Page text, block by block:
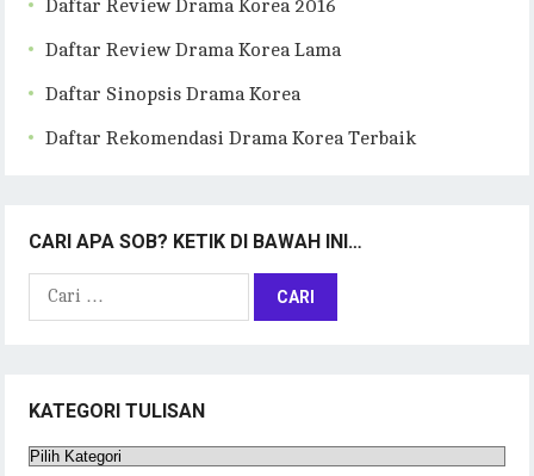
Daftar Review Drama Korea 2016
Daftar Review Drama Korea Lama
Daftar Sinopsis Drama Korea
Daftar Rekomendasi Drama Korea Terbaik
CARI APA SOB? KETIK DI BAWAH INI…
Cari
KATEGORI TULISAN
Kategori